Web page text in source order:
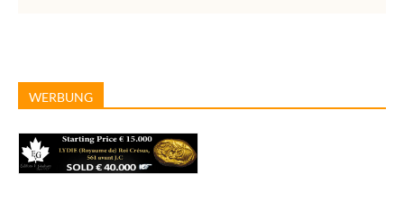
WERBUNG